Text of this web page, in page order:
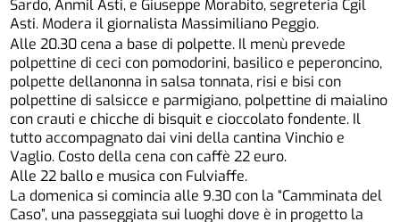
Sardo, Anmil Asti, e Giuseppe Morabito, segreteria Cgil
Asti. Modera il giornalista Massimiliano Peggio.
Alle 20.30 cena a base di polpette. Il menù prevede
polpettine di ceci con pomodorini, basilico e peperoncino,
polpette dellanonna in salsa tonnata, risi e bisi con
polpettine di salsicce e parmigiano, polpettine di maialino
con crauti e chicche di bisquit e cioccolato fondente. Il
tutto accompagnato dai vini della cantina Vinchio e
Vaglio. Costo della cena con caffè 22 euro.
Alle 22 ballo e musica con Fulviaffe.
La domenica si comincia alle 9.30 con la “Camminata del
Caso”, una passeggiata sui luoghi dove è in progetto la